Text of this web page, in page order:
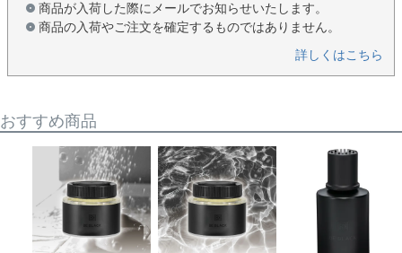
商品が入荷した際にメールでお知らせいたします。
商品の入荷やご注文を確定するものではありません。
詳しくはこちら
おすすめ商品